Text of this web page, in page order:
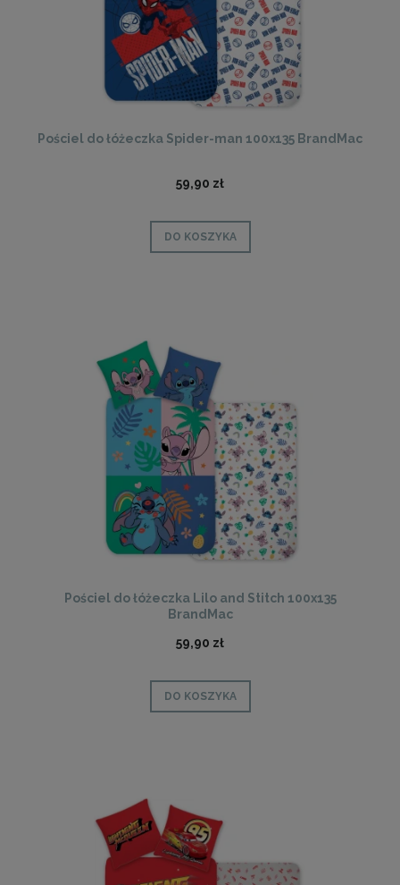
Pościel do łóżeczka Spider-man 100x135 BrandMac
59,90 zł
DO KOSZYKA
Pościel do łóżeczka Lilo and Stitch 100x135
BrandMac
59,90 zł
DO KOSZYKA